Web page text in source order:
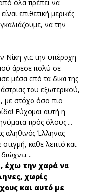
όλα πρέπει να
επιθετική μερικές
να την
Νίκη για την υπέροχη
άρεσε πολύ σε
μέσα από τα δικά της
του εξωτερικού,
με στόχο όσο πιο
Εύχομαι αυτή η
πρός όλους ...
αληθινός Έλληνας
κάθε λεπτό και
...
έχω την χαρά να
χωρίς
και αυτό με